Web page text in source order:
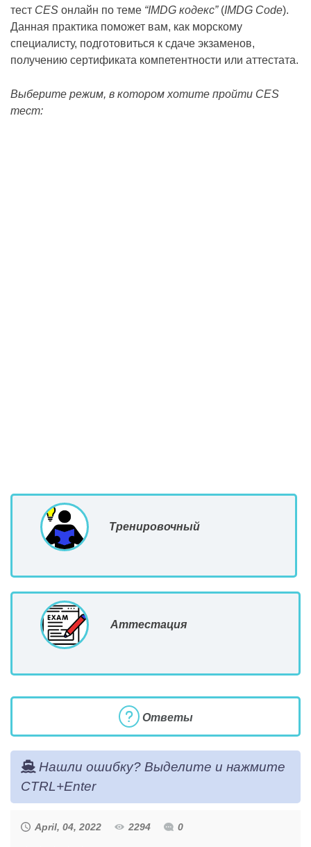
тест CES онлайн по теме “IMDG кодекс”(IMDG Code).
Данная практика поможет вам, как морскому
специалисту, подготовиться к сдаче экзаменов,
получению сертификата компетентности или аттестата.
Выберите режим, в котором хотите пройти CES
тест:
Тренировочный
Аттестация
Ответы
Нашли ошибку? Выделите и нажмите
CTRL+Enter
April, 04, 2022 2294 0